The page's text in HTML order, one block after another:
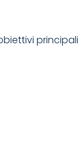
principali